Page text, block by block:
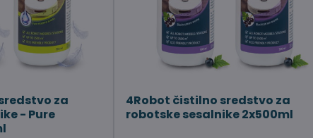
za
- Pure
4Robot čistilno sredstvo za
robotske sesalnike 2x500ml